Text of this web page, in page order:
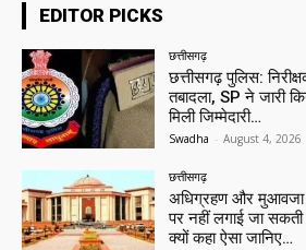
EDITOR PICKS
छत्तीसगढ़
छत्तीसगढ़ पुलिस:
तबादला, SP ने जारी
मिली जिम्मेदारी…
Swadha - August 4, 2026
छत्तीसगढ़
अधिग्रहण और मुआवजा
पर नहीं लगाई जा सकती
क्यों कहा ऐसा जानिए…